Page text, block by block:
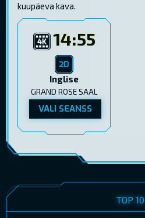
kuupäeva kava.
14:55
Inglise
GRAND ROSE SAAL
VALI SEANSS
TOP 10